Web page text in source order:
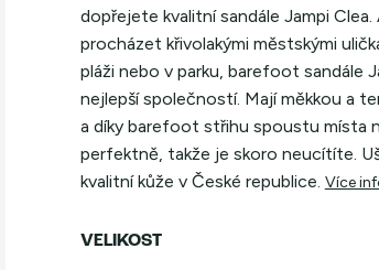
dopřejete kvalitní sandále Jampi
procházet křivolakými městskými
pláži nebo v parku, barefoot sandále
nejlepší společností. Mají měkkou a
a díky barefoot střihu spoustu místa
perfektně, takže je skoro neucítíte.
kvalitní kůže v České republice. Více
VELIKOST